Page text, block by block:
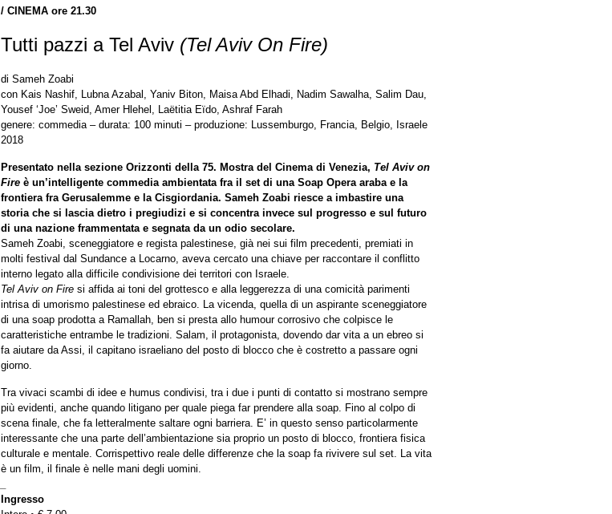
/ CINEMA ore 21.30
Tutti pazzi a Tel Aviv (Tel Aviv On Fire)
di Sameh Zoabi
con Kais Nashif, Lubna Azabal, Yaniv Biton, Maisa Abd Elhadi, Nadim Sawalha, Salim Dau,
Yousef ‘Joe’ Sweid, Amer Hlehel, Laëtitia Eïdo, Ashraf Farah
genere: commedia – durata: 100 minuti – produzione: Lussemburgo, Francia, Belgio, Israele
2018
Presentato nella sezione Orizzonti della 75. Mostra del Cinema di Venezia, Tel Aviv on
Fire è un’intelligente commedia ambientata fra il set di una Soap Opera araba e la
frontiera fra Gerusalemme e la Cisgiordania. Sameh Zoabi riesce a imbastire una
storia che si lascia dietro i pregiudizi e si concentra invece sul progresso e sul futuro
di una nazione frammentata e segnata da un odio secolare.
Sameh Zoabi, sceneggiatore e regista palestinese, già nei sui film precedenti, premiati in
molti festival dal Sundance a Locarno, aveva cercato una chiave per raccontare il conflitto
interno legato alla difficile condivisione dei territori con Israele.
Tel Aviv on Fire si affida ai toni del grottesco e alla leggerezza di una comicità parimenti
intrisa di umorismo palestinese ed ebraico. La vicenda, quella di un aspirante sceneggiatore
di una soap prodotta a Ramallah, ben si presta allo humour corrosivo che colpisce le
caratteristiche entrambe le tradizioni. Salam, il protagonista, dovendo dar vita a un ebreo si
fa aiutare da Assi, il capitano israeliano del posto di blocco che è costretto a passare ogni
giorno.
Tra vivaci scambi di idee e humus condivisi, tra i due i punti di contatto si mostrano sempre
più evidenti, anche quando litigano per quale piega far prendere alla soap. Fino al colpo di
scena finale, che fa letteralmente saltare ogni barriera. E’ in questo senso particolarmente
interessante che una parte dell’ambientazione sia proprio un posto di blocco, frontiera fisica
culturale e mentale. Corrispettivo reale delle differenze che la soap fa rivivere sul set. La vita
è un film, il finale è nelle mani degli uomini.
Ingresso